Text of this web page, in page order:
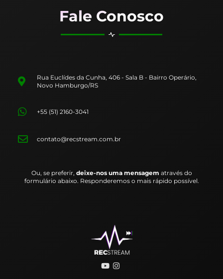
Fale Conosco
Rua Euclídes da Cunha, 406 - Sala B - Bairro Operário,
Novo Hamburgo/RS
+55 (51) 2160-3041
contato@recstream.com.br
Ou, se preferir, deixe-nos uma mensagem através do
formulário abaixo. Responderemos o mais rápido possível.